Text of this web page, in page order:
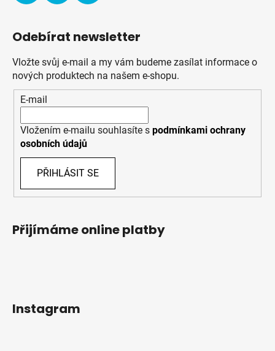
Odebírat newsletter
Vložte svůj e-mail a my vám budeme zasílat informace o
nových produktech na našem e-shopu.
E-mail
Vložením e-mailu souhlasíte s podmínkami ochrany
osobních údajů
PŘIHLÁSIT SE
Přijímáme online platby
Instagram